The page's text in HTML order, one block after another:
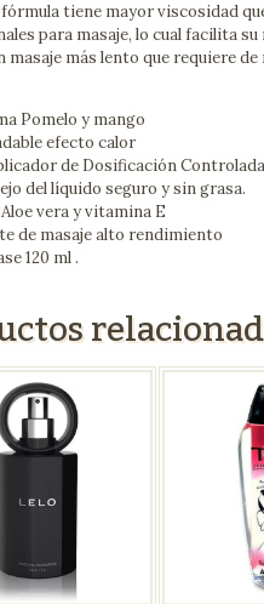
fórmula tiene mayor viscosidad
para masaje, lo cual facilita su
masaje más lento que requiere
Pomelo y mango
efecto calor
de Dosificación
del líquido seguro y sin grasa.
vera y vitamina E
de masaje alto rendimiento
120 ml .